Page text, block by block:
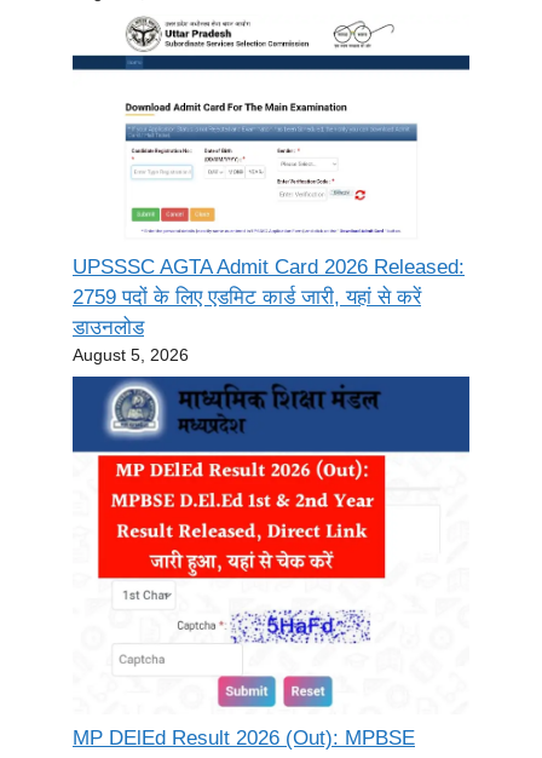
UPSSSC AGTA Admit Card 2026 Released:
2759 पदों के लिए एडमिट कार्ड जारी, यहां से करें
डाउनलोड
August 5, 2026
MP DElEd Result 2026 (Out): MPBSE